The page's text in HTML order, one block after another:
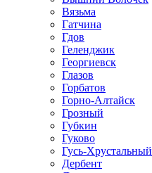
Вязьма
Гатчина
Гдов
Геленджик
Георгиевск
Глазов
Горбатов
Горно-Алтайск
Грозный
Губкин
Гуково
Гусь-Хрустальный
Дербент